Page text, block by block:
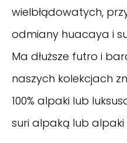
wielbłądowatych,
odmiany huacaya i
Ma dłuższe futro i
naszych kolekcjach
100% alpaki lub
suri alpaką lub alpaki